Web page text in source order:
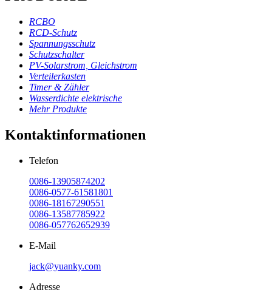
RCBO
RCD-Schutz
Spannungsschutz
Schutzschalter
PV-Solarstrom, Gleichstrom
Verteilerkasten
Timer & Zähler
Wasserdichte elektrische
Mehr Produkte
Kontaktinformationen
Telefon
0086-13905874202
0086-0577-61581801
0086-18167290551
0086-13587785922
0086-057762652939
E-Mail
jack@yuanky.com
Adresse